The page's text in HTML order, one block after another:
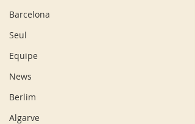
Barcelona
Seul
Equipe
News
Berlim
Algarve